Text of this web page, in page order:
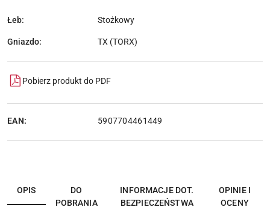
Łeb: Stożkowy
Gniazdo: TX (TORX)
Pobierz produkt do PDF
EAN: 5907704461449
OPIS
DO
POBRANIA
INFORMACJE DOT.
BEZPIECZEŃSTWA
OPINIE I
OCENY